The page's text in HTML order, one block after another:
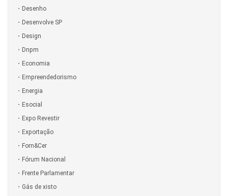
Desenho
Desenvolve SP
Design
Dnpm
Economia
Empreendedorismo
Energia
Esocial
Expo Revestir
Exportação
Forn&Cer
Fórum Nacional
Frente Parlamentar
Gás de xisto